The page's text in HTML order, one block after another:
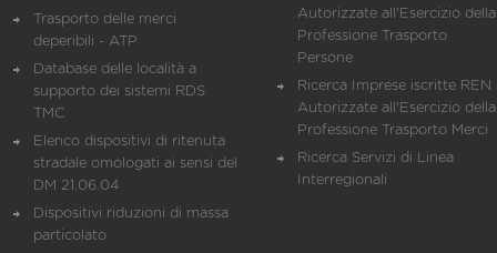
Trasporto delle merci
deperibili - ATP
Database delle località a
supporto dei sistemi RDS
TMC
Elenco dispositivi di ritenuta
stradale omologati ai sensi del
DM 21.06.04
Dispositivi riduzioni di massa
particolato
Autorizzate all'Esercizio della
Professione Trasporto
Persone
Ricerca Imprese iscritte REN
Autorizzate all'Esercizio della
Professione Trasporto Merci
Ricerca Servizi di Linea
Interregionali